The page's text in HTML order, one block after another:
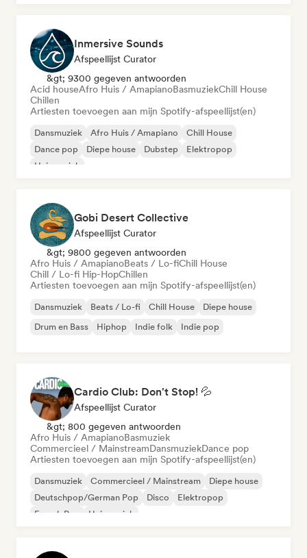
Inmersive Sounds
Afspeellijst Curator
&gt; 9300 gegeven antwoorden
Acid houseAfro Huis / AmapianoBasmuziekChill House
Chillen
Artiesten toevoegen aan mijn Spotify-afspeellijst(en)
Dansmuziek Afro Huis / Amapiano
Chill House
Dance pop
Diepe house Dubstep
Elektropop
Huismuziek
Gobi Desert Collective
Afspeellijst Curator
&gt; 9800 gegeven antwoorden
Afro Huis / AmapianoBeats / Lo-fiChill House
Chill / Lo-fi Hip-HopChillen
Artiesten toevoegen aan mijn Spotify-afspeellijst(en)
Dansmuziek Beats / Lo-fi Chill House
Diepe house
Drum en Bass
Hiphop Indie folk Indie pop
Cardio Club: Don't Stop! 💦
Afspeellijst Curator
&gt; 800 gegeven antwoorden
Afro Huis / AmapianoBasmuziek
Commercieel / MainstreamDansmuziekDance pop
Artiesten toevoegen aan mijn Spotify-afspeellijst(en)
Dansmuziek Commercieel / Mainstream
Diepe house
Deutschpop/German Pop
Disco
Elektropop
French Pop
Huismuziek